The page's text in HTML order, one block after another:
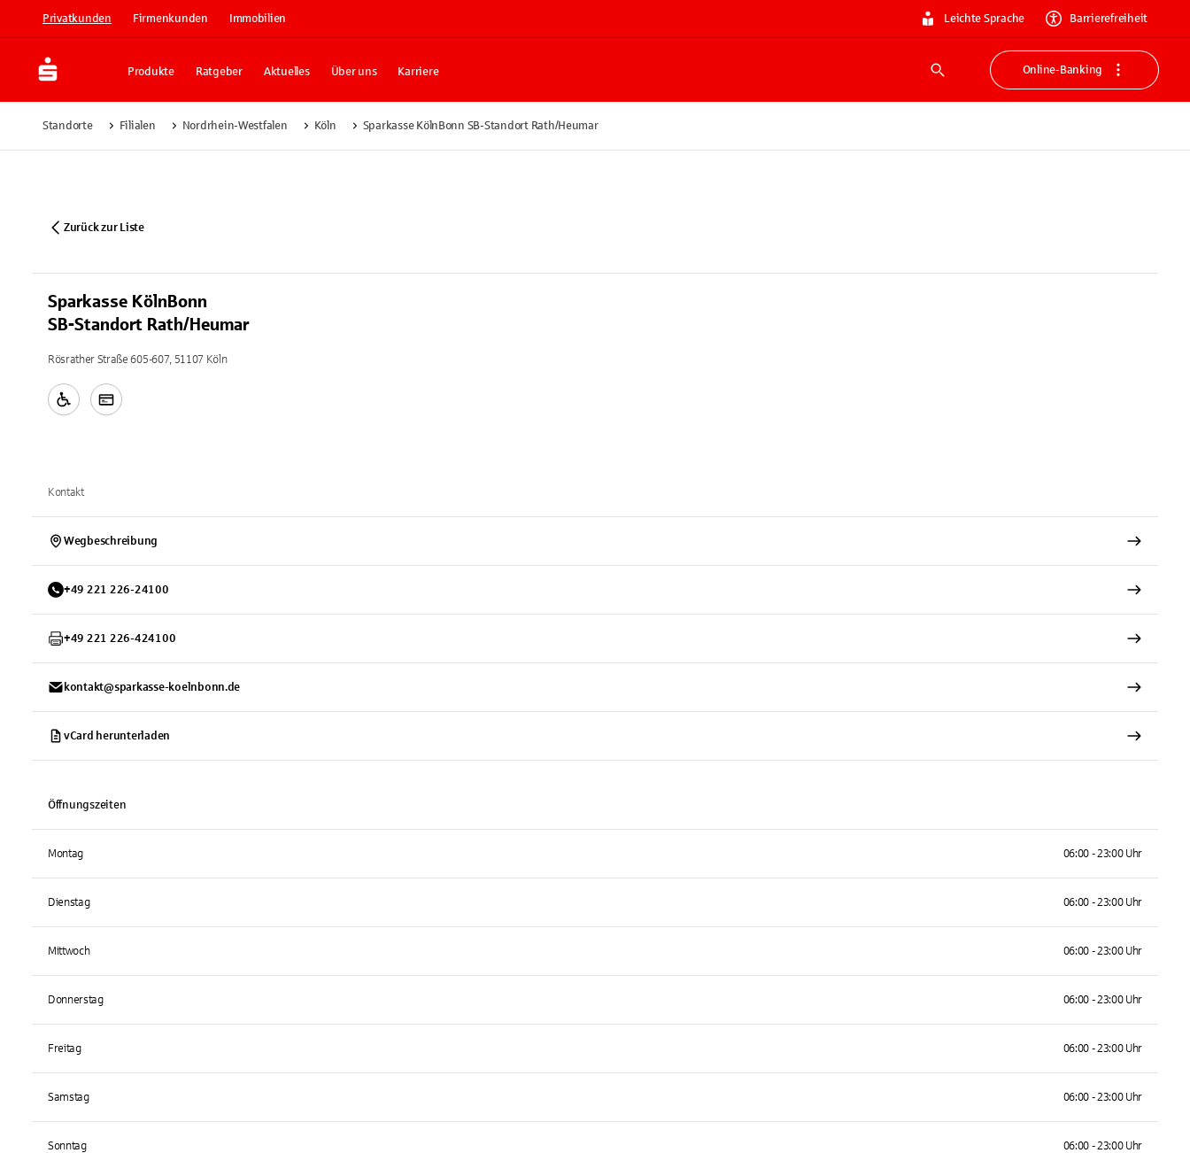
Privatkunden Firmenkunden Immobilien Leichte Sprache Barrierefreiheit
Produkte Ratgeber Aktuelles Über uns Karriere
Suche
Online-Banking
Standorte Filialen Nordrhein-Westfalen Köln Sparkasse KölnBonn SB-Standort Rath/Heumar
Zurück zur Liste
Sparkasse KölnBonn
SB-Standort Rath/Heumar
Rösrather Straße 605-607, 51107 Köln
Kontakt
Wegbeschreibung
+49 221 226-24100
+49 221 226-424100
kontakt@sparkasse-koelnbonn.de
vCard herunterladen
Öffnungszeiten
Montag 06:00 - 23:00 Uhr
Dienstag 06:00 - 23:00 Uhr
Mittwoch 06:00 - 23:00 Uhr
Donnerstag 06:00 - 23:00 Uhr
Freitag 06:00 - 23:00 Uhr
Samstag 06:00 - 23:00 Uhr
Sonntag 06:00 - 23:00 Uhr